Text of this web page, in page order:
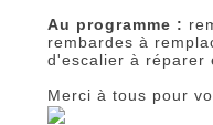
Au programme :
rembardes à
d'escalier à réparer
Merci à tous pour